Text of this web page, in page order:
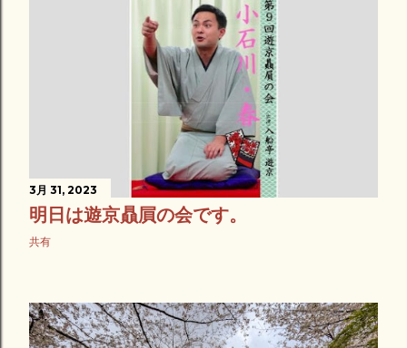
3月 31, 2023
明日は遊京贔屓の会です。
共有